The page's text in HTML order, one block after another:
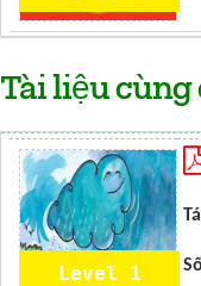
Tài liệu cùng
Level 1